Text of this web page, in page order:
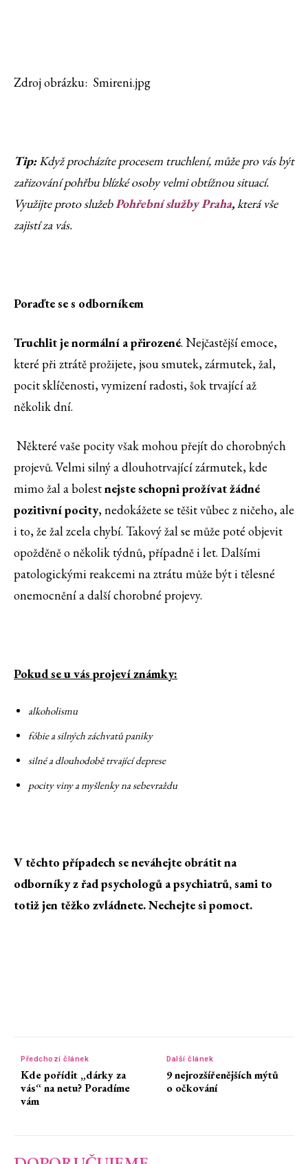
Zdroj obrázku: Smireni.jpg
Tip:Když procházíte procesem truchlení, může pro vás být
zařizování pohřbu blízké osoby velmi obtížnou situací.
Využijte proto služebPohřební služby Praha,která vše
zajistí za vás.
Poraďte se s odborníkem
Truchlit je normální a přirozené. Nejčastější emoce,
které při ztrátě prožijete, jsou smutek, zármutek, žal,
pocit sklíčenosti, vymizení radosti, šok trvající až
několik dní.
Některé vaše pocity však mohou přejít do chorobných
projevů. Velmi silný a dlouhotrvající zármutek, kde
mimo žal a bolestnejste schopni prožívat žádné
pozitivní pocity, nedokážete se těšit vůbec z ničeho, ale
i to, že žal zcela chybí. Takový žal se může poté objevit
opožděně o několik týdnů, případně i let. Dalšími
patologickými reakcemi na ztrátu může být i tělesné
onemocnění a další chorobné projevy.
Pokud se u vás projeví známky:
alkoholismu
fóbie a silných záchvatů paniky
silné a dlouhodobě trvající deprese
pocity viny a myšlenky na sebevraždu
V těchto případech se neváhejte obrátit na
odborníky z řad psychologů a psychiatrů, sami to
totiž jen těžko zvládnete. Nechejte si pomoct.
Předchozí článek
Kde pořídit „dárky za
vás“ na netu? Poradíme
vám
Další článek
9 nejrozšířenějších mýtů
o očkování